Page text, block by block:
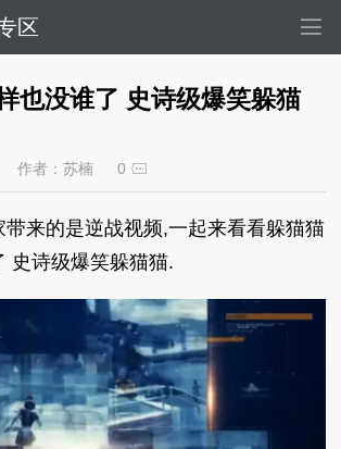
区
也没谁了 史诗级爆笑躲猫
作者：苏楠 0
带来的是逆战视频,一起来看看躲猫猫
史诗级爆笑躲猫猫.